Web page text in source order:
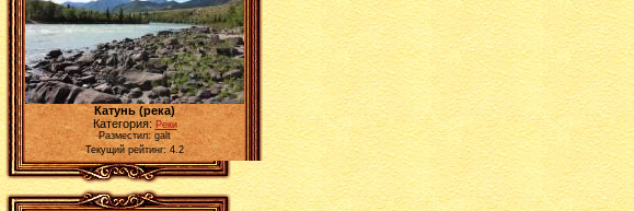
Катунь (река)
Категория: Реки
Разместил: galt
Текущий рейтинг: 4.2